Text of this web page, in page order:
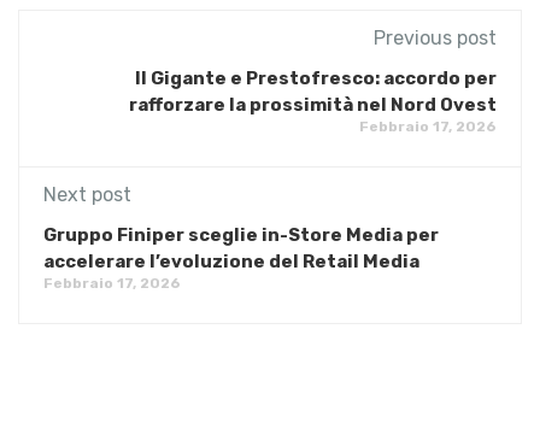
Previous post
Il Gigante e Prestofresco: accordo per
rafforzare la prossimità nel Nord Ovest
Febbraio 17, 2026
Next post
Gruppo Finiper sceglie in-Store Media per
accelerare l’evoluzione del Retail Media
Febbraio 17, 2026